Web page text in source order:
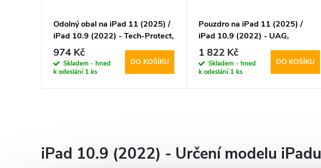
Odolný obal na iPad 11 (2025) /
iPad 10.9 (2022) - Tech-Protect,
SOLID360 Black
974 Kč
Skladem - hned
k odeslání 1 ks
DO KOŠÍKU
Pouzdro na iPad 11 (2025) /
iPad 10.9 (2022) - UAG,
Metropolis SE Olive
1 822 Kč
Skladem - hned
k odeslání 1 ks
DO KOŠÍKU
v
iPad 10.9 (2022) - Určení modelu iPadu